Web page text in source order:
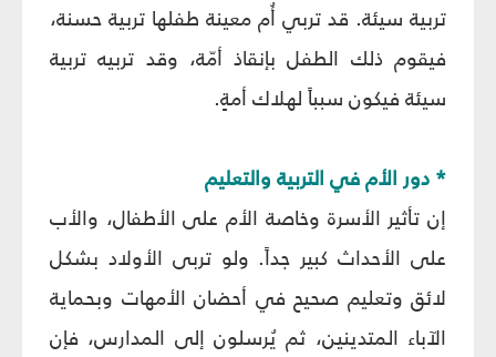
تربية سيئة. قد تربي أُم معينة طفلها تربية حسنة،
فيقوم ذلك الطفل بإنقاذ أمّة، وقد تربيه تربية
سيئة فيكون سبباً لهلاك أمةٍ.
* دور الأم في التربية والتعليم‏
إن تأثير الأسرة وخاصة الأم على الأطفال، والأب
على الأحداث كبير جداً. ولو تربى الأولاد بشكل
لائق وتعليم صحيح في أحضان الأمهات وبحماية
الآباء المتدينين، ثم يُرسلون إلى المدارس، فإن